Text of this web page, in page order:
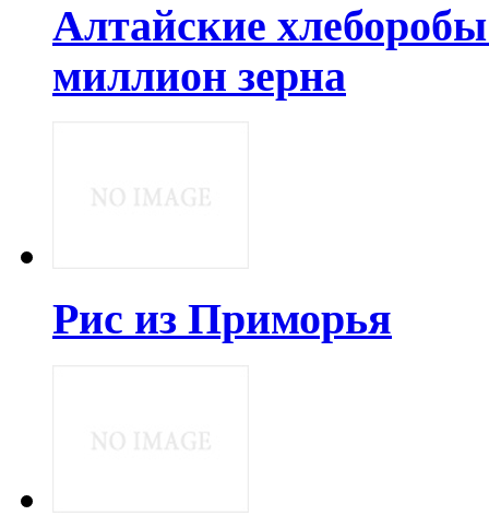
Алтайские
миллион зерна
Рис из Приморья